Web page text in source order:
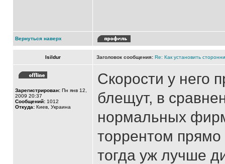
Вернуться наверх
Isildur Заголовок сообщения: Re: Как установить
Зарегистрирован: Пн янв 12,
2009 20:37
Сообщений: 1012
Откуда: Киев, Украина
Скорости у него
блещут, в
нормальных
торрентом
тогда уж лучше